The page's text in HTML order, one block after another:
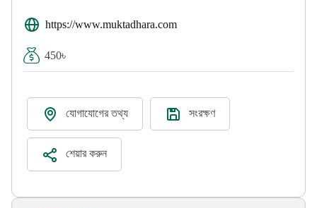
https://www.muktadhara.com
450৳
যোগাযোগের তথ্য সংরক্ষণ
শেয়ার করুন